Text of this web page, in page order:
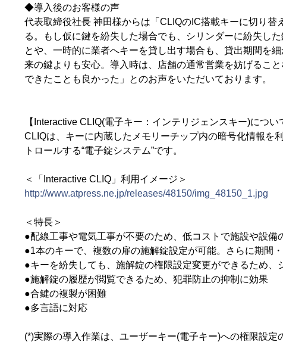
◆導入後のお客様の声
代表取締役社長 神田様からは「CLIQのIC搭載キーに切り
る。もし仮に鍵を紛失した場合でも、シリンダーに紛失し
とや、一時的に業者へキーを貸し出す場合も、貸出期間を
来の鍵よりも安心。導入時は、店舗の通常営業を妨げるこ
できたことも良かった」とのお声をいただいております。
【Interactive CLIQ(電子キー：インテリジェンスキー)につい
CLIQは、キーに内蔵したメモリーチップ内の暗号化情報を
トロールする“電子錠システム”です。
＜「Interactive CLIQ」利用イメージ＞
http://www.atpress.ne.jp/releases/48150/img_48150_1.jpg
＜特長＞
●配線工事や電気工事が不要のため、低コストで施設や設備
●1本のキーで、複数の扉の施解錠設定が可能。さらに期間
●キーを紛失しても、施解錠の権限設定変更ができるため、
●施解錠の履歴が閲覧できるため、犯罪防止の抑制に効果
●合鍵の複製が困難
●多言語に対応
(*)実際の導入作業は、ユーザーキー(電子キー)への権限設